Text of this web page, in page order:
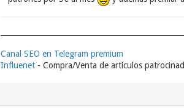
Canal SEO en Telegram premium
Influenet- Compra/Venta de artículos